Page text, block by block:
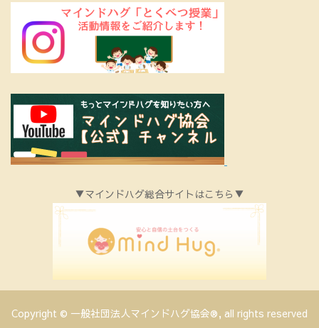
▼マインドハグ総合サイトはこちら▼
Copyright © 一般社団法人マインドハグ協会®, all rights reserved